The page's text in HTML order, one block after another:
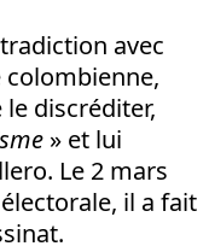
avec
discréditer,
» et lui
Le 2 mars
il a fait